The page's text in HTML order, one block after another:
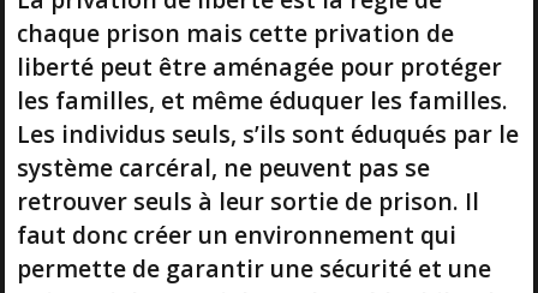
chaque prison mais cette privation de
liberté peut être aménagée pour protéger
les familles, et même éduquer les familles.
Les individus seuls, s’ils sont éduqués par le
système carcéral, ne peuvent pas se
retrouver seuls à leur sortie de prison. Il
faut donc créer un environnement qui
permette de garantir une sécurité et une